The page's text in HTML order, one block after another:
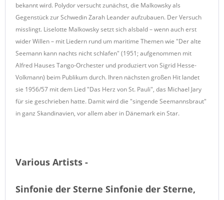
bekannt wird. Polydor versucht zunächst, die Malkowsky als
Gegenstück zur Schwedin Zarah Leander aufzubauen. Der Versuch
misslingt. Liselotte Malkowsky setzt sich alsbald – wenn auch erst
wider Willen – mit Liedern rund um maritime Themen wie "Der alte
Seemann kann nachts nicht schlafen" (1951; aufgenommen mit
Alfred Hauses Tango-Orchester und produziert von Sigrid Hesse-
Volkmann) beim Publikum durch. Ihren nächsten großen Hit landet
sie 1956/57 mit dem Lied "Das Herz von St. Pauli", das Michael Jary
für sie geschrieben hatte. Damit wird die "singende Seemannsbraut"
in ganz Skandinavien, vor allem aber in Dänemark ein Star.
Various Artists -
Sinfonie der Sterne Sinfonie der Sterne,